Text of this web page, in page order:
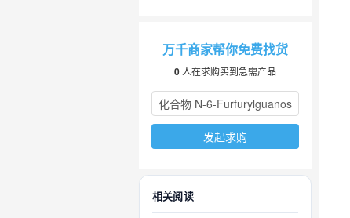
万千商家帮你免费找货
0 人在求购买到急需产品
发起求购
相关阅读